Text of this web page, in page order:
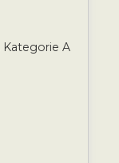
Kategorie A